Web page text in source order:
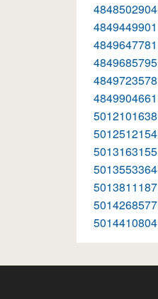
4848502904
4849449901
4849647781
4849685795
4849723578
4849904661
5012101638
5012512154
5013163155
5013553364
5013811187
5014268577
5014410804